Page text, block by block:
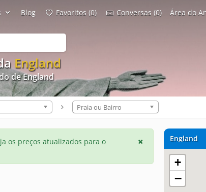
England
de England
Blog Favoritos (0) Conversas (0) Área do
Praia ou Bairro
England
+
−
os preços atualizados para o